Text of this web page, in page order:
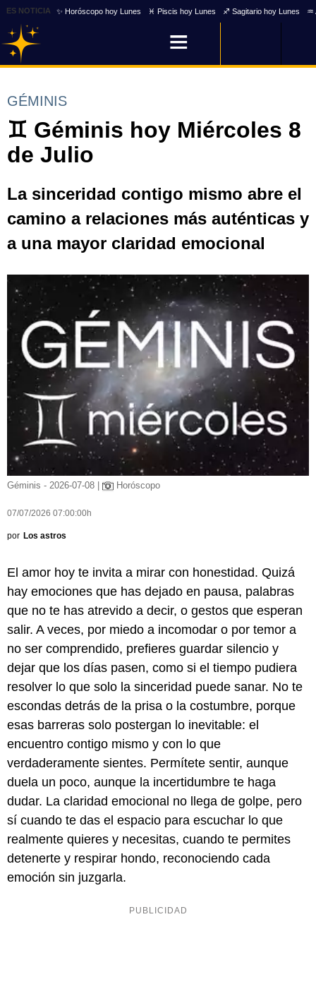
ES NOTICIA ✨ Horóscopo hoy Lunes ♓ Piscis hoy Lunes ♐ Sagitario hoy Lunes
GÉMINIS
♊ Géminis hoy Miércoles 8
de Julio
La sinceridad contigo mismo abre el
camino a relaciones más auténticas y
a una mayor claridad emocional
Géminis - 2026-07-08 | Horóscopo
07/07/2026 07:00:00h
por Los astros
El amor hoy te invita a mirar con honestidad. Quizá
hay emociones que has dejado en pausa, palabras
que no te has atrevido a decir, o gestos que esperan
salir. A veces, por miedo a incomodar o por temor a
no ser comprendido, prefieres guardar silencio y
dejar que los días pasen, como si el tiempo pudiera
resolver lo que solo la sinceridad puede sanar. No te
escondas detrás de la prisa o la costumbre, porque
esas barreras solo postergan lo inevitable: el
encuentro contigo mismo y con lo que
verdaderamente sientes. Permítete sentir, aunque
duela un poco, aunque la incertidumbre te haga
dudar. La claridad emocional no llega de golpe, pero
sí cuando te das el espacio para escuchar lo que
realmente quieres y necesitas, cuando te permites
detenerte y respirar hondo, reconociendo cada
emoción sin juzgarla.